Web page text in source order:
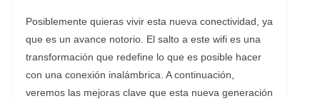
Posiblemente quieras vivir esta nueva conectividad, ya
que es un avance notorio. El salto a este wifi es una
transformación que redefine lo que es posible hacer
con una conexión inalámbrica. A continuación,
veremos las mejoras clave que esta nueva generación